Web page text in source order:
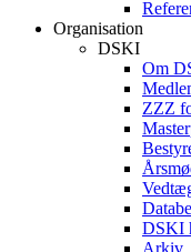
Organisation
DSKI
Om
ZZZ
DSKI
Arkiv